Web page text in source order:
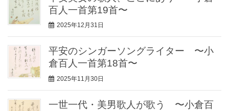
百人一首第19首〜
2025年12月31日
平安のシンガーソングライター 〜小
倉百人一首第18首〜
2025年11月30日
一世一代・美男歌人が歌う 〜小倉百